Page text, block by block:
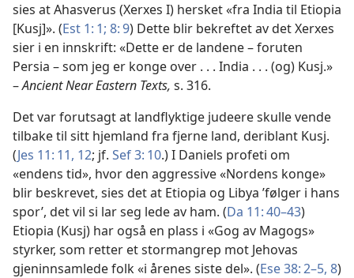
sies at Ahasverus (Xerxes I) hersket «fra India til Etiopia
[Kusj]». (Est 1: 1; 8: 9) Dette blir bekreftet av det Xerxes
sier i en innskrift: «Dette er de landene – foruten
Persia – som jeg er konge over . . . India . . . (og) Kusj.»
–Ancient Near Eastern Texts, s. 316.
Det var forutsagt at landflyktige judeere skulle vende
tilbake til sitt hjemland fra fjerne land, deriblant Kusj.
(Jes 11: 11, 12; jf. Sef 3: 10.) I Daniels profeti om
«endens tid», hvor den aggressive «Nordens konge»
blir beskrevet, sies det at Etiopia og Libya ’følger i hans
spor’, det vil si lar seg lede av ham. (Da 11: 40–43)
Etiopia (Kusj) har også en plass i «Gog av Magogs»
styrker, som retter et stormangrep mot Jehovas
gjeninnsamlede folk «i årenes siste del». (Ese 38: 2–5, 8)